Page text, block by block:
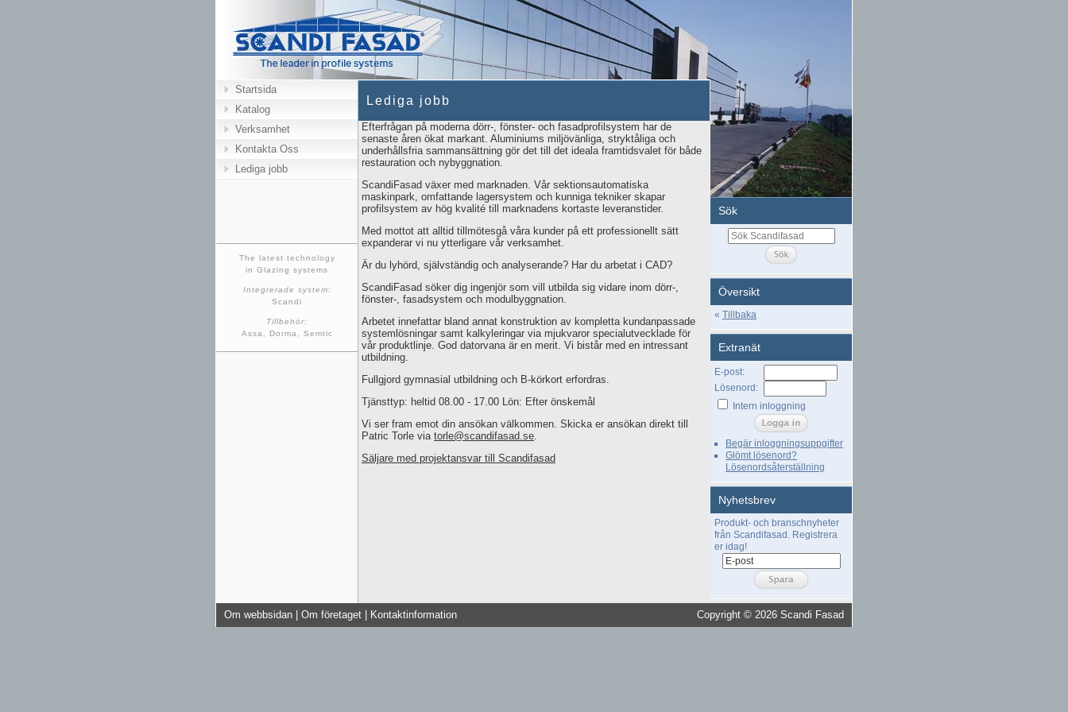
Startsida
Katalog
Verksamhet
Kontakta Oss
Lediga jobb
The latest technology
in Glazing systems
Integrerade system:
Scandi
Tillbehör:
Assa, Dorma, Semtic
Lediga jobb
Efterfrågan på moderna dörr-, fönster- och fasadprofilsystem har de
senaste åren ökat markant. Aluminiums miljövänliga, stryktåliga och
underhållsfria sammansättning gör det till det ideala framtidsvalet för både
restauration och nybyggnation.
ScandiFasad växer med marknaden. Vår sektionsautomatiska
maskinpark, omfattande lagersystem och kunniga tekniker skapar
profilsystem av hög kvalité till marknadens kortaste leveranstider.
Med mottot att alltid tillmötesgå våra kunder på ett professionellt sätt
expanderar vi nu ytterligare vår verksamhet.
Är du lyhörd, självständig och analyserande? Har du arbetat i CAD?
ScandiFasad söker dig ingenjör som vill utbilda sig vidare inom dörr-,
fönster-, fasadsystem och modulbyggnation.
Arbetet innefattar bland annat konstruktion av kompletta kundanpassade
systemlösningar samt kalkyleringar via mjukvaror specialutvecklade för
vår produktlinje. God datorvana är en merit. Vi bistår med en intressant
utbildning.
Fullgjord gymnasial utbildning och B-körkort erfordras.
Tjänsttyp: heltid 08.00 - 17.00 Lön: Efter önskemål
Vi ser fram emot din ansökan välkommen. Skicka er ansökan direkt till
Patric Torle via torle@scandifasad.se.
Säljare med projektansvar till Scandifasad
Sök
Översikt
« Tillbaka
Extranät
E-post:
Lösenord:
Intern inloggning
Begär inloggningsuppgifter
Glömt lösenord?
Lösenordsåterställning
Nyhetsbrev
Produkt- och branschnyheter
från Scandifasad. Registrera
er idag!
Om webbsidan Om företaget Kontaktinformation Copyright © 2026 Scandi Fasad